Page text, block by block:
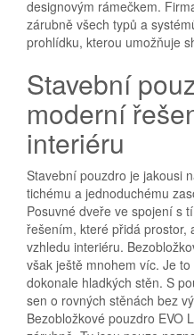
designovým rámečkem.
zárubně všech typů a
prohlídku, kterou umožňuje
Stavební
moderní
interiéru
Stavební pouzdro je jakousi
tichému a jednoduchému
Posuvné dveře ve spojení s
řešením, které přidá prostor,
vzhledu interiéru.
však ještě mnohem víc. Je
dokonale hladkých stěn. S
sen o rovných stěnách bez
Bezobložkové pouzdro EVO